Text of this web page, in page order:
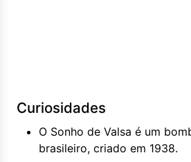
Curiosidades
O Sonho de Valsa é um
brasileiro, criado em 1938.